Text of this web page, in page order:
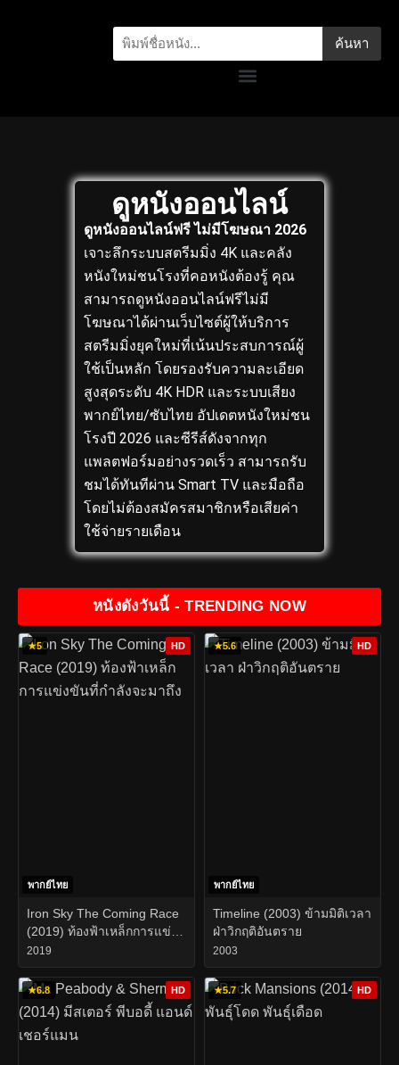
ค้นหา
ดูหนังออนไลน์
ดูหนังออนไลน์ฟรี ไม่มีโฆษณา 2026
เจาะลึกระบบสตรีมมิ่ง 4K และคลัง
หนังใหม่ชนโรงที่คอหนังต้องรู้ คุณ
สามารถดูหนังออนไลน์ฟรีไม่มี
โฆษณาได้ผ่านเว็บไซต์ผู้ให้บริการ
สตรีมมิ่งยุคใหม่ที่เน้นประสบการณ์ผู้
ใช้เป็นหลัก โดยรองรับความละเอียด
สูงสุดระดับ 4K HDR และระบบเสียง
พากย์ไทย/ซับไทย อัปเดตหนังใหม่ชน
โรงปี 2026 และซีรีส์ดังจากทุก
แพลตฟอร์มอย่างรวดเร็ว สามารถรับ
ชมได้ทันทีผ่าน Smart TV และมือถือ
โดยไม่ต้องสมัครสมาชิกหรือเสียค่า
ใช้จ่ายรายเดือน
หนังดังวันนี้ - TRENDING NOW
★5 HD
พากย์ไทย
Iron Sky The Coming Race
(2019) ท้องฟ้าเหล็กการแข่ง
ขันที่กําลังจะมาถึง
2019
★5.6 HD
พากย์ไทย
Timeline (2003) ข้ามมิติเวลา
ฝ่าวิกฤติอันตราย
2003
★6.8 HD ★5.7 HD